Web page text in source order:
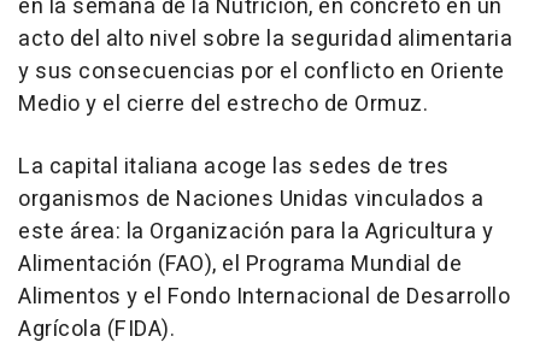
en la semana de la Nutrición, en concreto en un
acto del alto nivel sobre la seguridad alimentaria
y sus consecuencias por el conflicto en Oriente
Medio y el cierre del estrecho de Ormuz.
La capital italiana acoge las sedes de tres
organismos de Naciones Unidas vinculados a
este área: la Organización para la Agricultura y
Alimentación (FAO), el Programa Mundial de
Alimentos y el Fondo Internacional de Desarrollo
Agrícola (FIDA).